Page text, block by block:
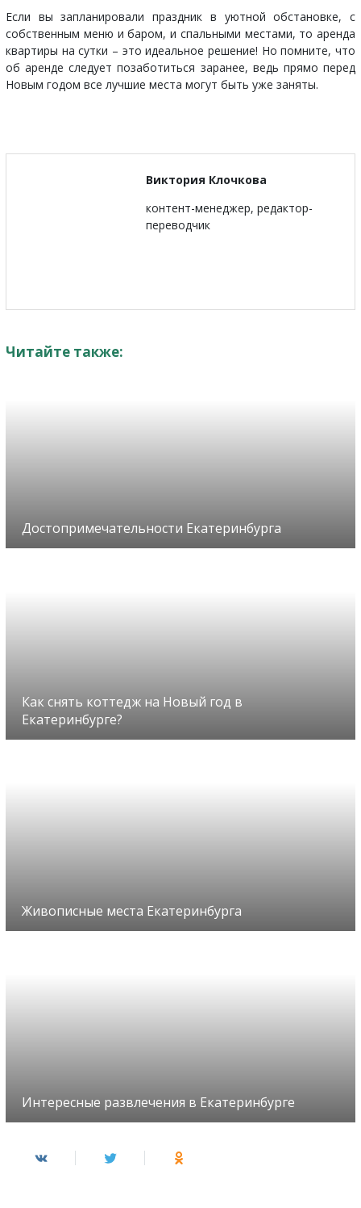
Если вы запланировали праздник в уютной обстановке, с
собственным меню и баром, и спальными местами, то аренда
квартиры на сутки – это идеальное решение! Но помните, что
об аренде следует позаботиться заранее, ведь прямо перед
Новым годом все лучшие места могут быть уже заняты.
Виктория Клочкова
контент-менеджер, редактор-
переводчик
Читайте также:
Достопримечательности Екатеринбурга
Как снять коттедж на Новый год в
Екатеринбурге?
Живописные места Екатеринбурга
Интересные развлечения в Екатеринбурге